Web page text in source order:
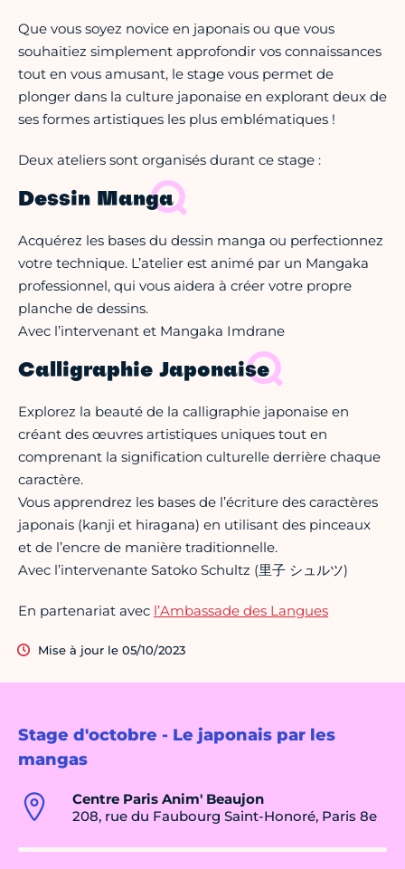
Stage d'octobre - Le japonais par les
mangas
Centre Paris Anim' Beaujon
208, rue du Faubourg Saint-Honoré, Paris 8e
Que vous soyez novice en japonais ou que vous
souhaitiez simplement approfondir vos connaissances
tout en vous amusant, le stage vous permet de
plonger dans la culture japonaise en explorant deux de
ses formes artistiques les plus emblématiques !
Deux ateliers sont organisés durant ce stage :
Dessin Manga
Acquérez les bases du dessin manga ou perfectionnez
votre technique. L’atelier est animé par un Mangaka
professionnel, qui vous aidera à créer votre propre
planche de dessins.
Avec l’intervenant et Mangaka Imdrane
Calligraphie Japonaise
Explorez la beauté de la calligraphie japonaise en
créant des œuvres artistiques uniques tout en
comprenant la signification culturelle derrière chaque
caractère.
Vous apprendrez les bases de l’écriture des caractères
japonais (kanji et hiragana) en utilisant des pinceaux
et de l’encre de manière traditionnelle.
Avec l’intervenante Satoko Schultz (里子 シュルツ)
En partenariat avec l’Ambassade des Langues
Mise à jour le 05/10/2023